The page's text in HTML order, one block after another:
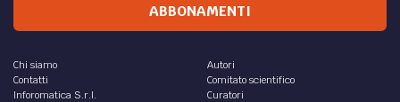
ABBONAMENTI
Chi siamo
Contatti
Inforomatica S.r.l.
Autori
Comitato scientifico
Curatori